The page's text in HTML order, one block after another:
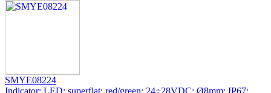
SMYE08224
Indicator: LED; superflat; red/green; 24÷28VDC; Ø8mm; IP67;